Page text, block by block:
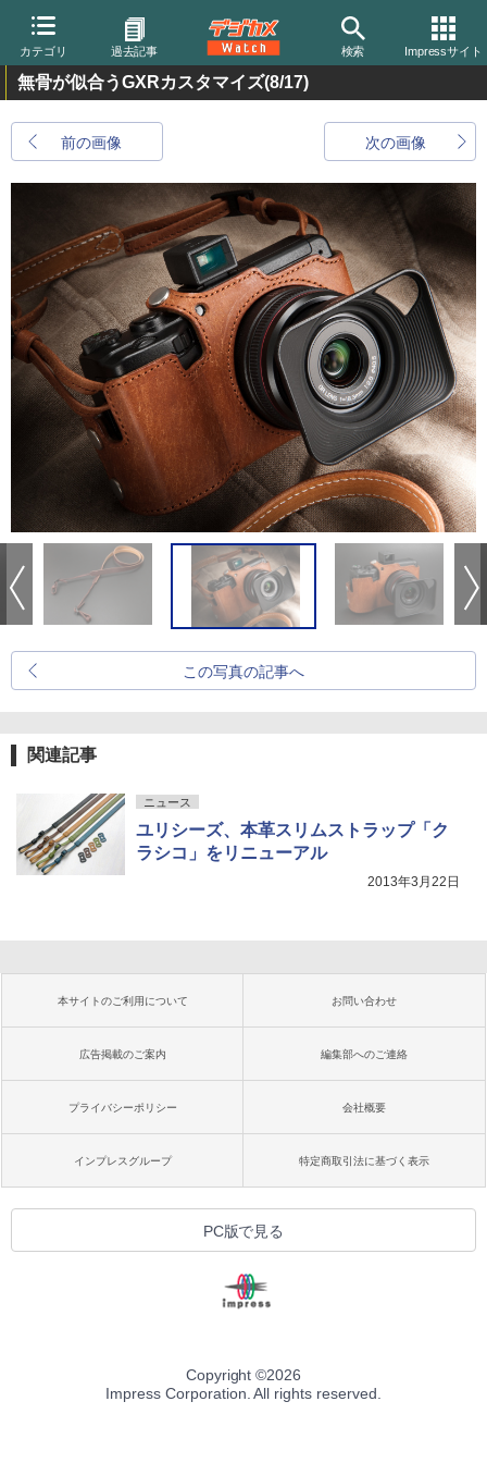
カテゴリ 過去記事 検索 Impressサイト
無骨が似合うGXRカスタマイズ(8/17)
前の画像 次の画像
この写真の記事へ
関連記事
ニュース
ユリシーズ、本革スリムストラップ「ク
ラシコ」をリニューアル
2013年3月22日
本サイトのご利用について お問い合わせ
広告掲載のご案内 編集部へのご連絡
プライバシーポリシー 会社概要
インプレスグループ 特定商取引法に基づく表示
PC版で見る
Copyright ©2026
Impress Corporation. All rights reserved.